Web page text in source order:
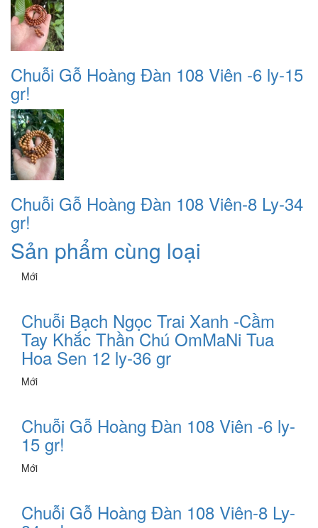
Chuỗi Gỗ Hoàng Đàn 108 Viên -6 ly-15
gr!
Chuỗi Gỗ Hoàng Đàn 108 Viên-8 Ly-34
gr!
Sản phẩm cùng loại
Mới
Chuỗi Bạch Ngọc Trai Xanh -Cầm
Tay Khắc Thần Chú OmMaNi Tua
Hoa Sen 12 ly-36 gr
Mới
Chuỗi Gỗ Hoàng Đàn 108 Viên -6 ly-
15 gr!
Mới
Chuỗi Gỗ Hoàng Đàn 108 Viên-8 Ly-